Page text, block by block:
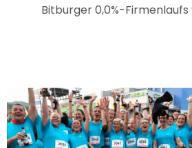
Bitburger 0,0%-